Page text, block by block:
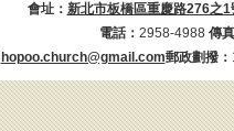
會址： 新北市板橋區重慶路276之1
電話： 2958-4988 傳
hopoo.church@gmail.com郵政劃撥：